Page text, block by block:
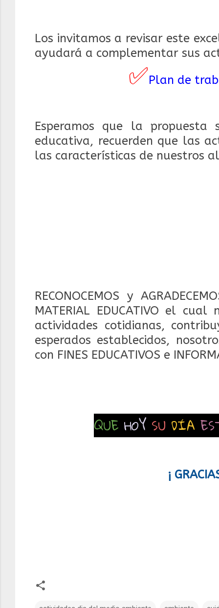
Los invitamos a revisar este
ayudará a complementar sus
✅Plan de
Esperamos que la
educativa, recuerden que las
las características de nuestros
RECONOCEMOS y
MATERIAL EDUCATIVO el
actividades cotidianas,
esperados establecidos,
con FINES EDUCATIVOS e
QUE HOY SU DÍA
¡